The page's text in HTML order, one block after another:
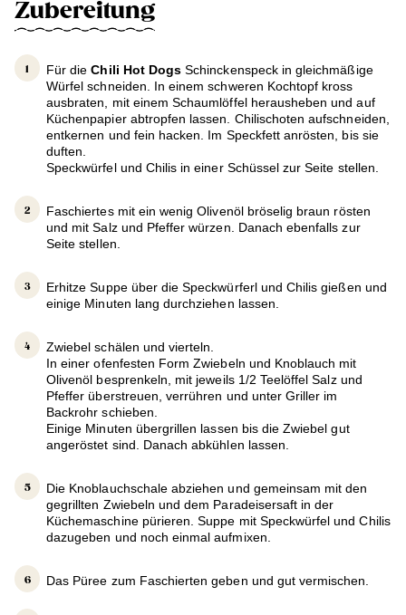
Zubereitung
Für dieChili Hot Dogs Schinckenspeck in gleichmäßige
Würfel schneiden. In einem schweren Kochtopf kross
ausbraten, mit einem Schaumlöffel herausheben und auf
Küchenpapier abtropfen lassen. Chilischoten aufschneiden,
entkernen und fein hacken. Im Speckfett anrösten, bis sie
duften.
Speckwürfel und Chilis in einer Schüssel zur Seite stellen.
Faschiertes mit ein wenig Olivenöl bröselig braun rösten
und mit Salz und Pfeffer würzen. Danach ebenfalls zur
Seite stellen.
Erhitze Suppe über die Speckwürferl und Chilis gießen und
einige Minuten lang durchziehen lassen.
Zwiebel schälen und vierteln.
In einer ofenfesten Form Zwiebeln und Knoblauch mit
Olivenöl besprenkeln, mit jeweils 1/2 Teelöffel Salz und
Pfeffer überstreuen, verrühren und unter Griller im
Backrohr schieben.
Einige Minuten übergrillen lassen bis die Zwiebel gut
angeröstet sind. Danach abkühlen lassen.
Die Knoblauchschale abziehen und gemeinsam mit den
gegrillten Zwiebeln und dem Paradeisersaft in der
Küchemaschine pürieren. Suppe mit Speckwürfel und Chilis
dazugeben und noch einmal aufmixen.
Das Püree zum Faschierten geben und gut vermischen.